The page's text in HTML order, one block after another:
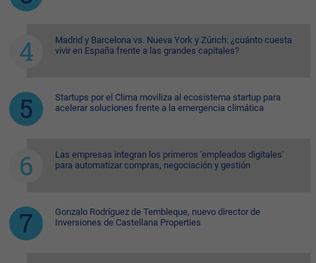
Madrid y Barcelona vs. Nueva York y Zúrich: ¿cuánto cuesta
vivir en España frente a las grandes capitales?
Startups por el Clima moviliza al ecosistema startup para
acelerar soluciones frente a la emergencia climática
Las empresas integran los primeros 'empleados digitales'
para automatizar compras, negociación y gestión
Gonzalo Rodríguez de Tembleque, nuevo director de
Inversiones de Castellana Properties